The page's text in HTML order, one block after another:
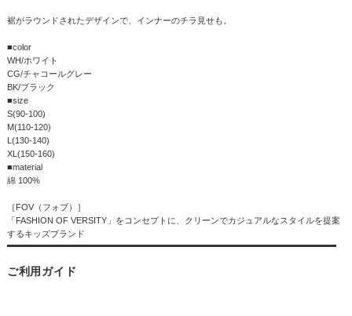
裾がラウンドされたデザインで、インナーのチラ見せも。
■color
WH/ホワイト
CG/チャコールグレー
BK/ブラック
■size
S(90-100)
M(110-120)
L(130-140)
XL(150-160)
■material
綿 100%
［FOV（フォブ）］
「FASHION OF VERSITY」をコンセプトに、クリーンでカジュアルなスタイルを提案
するキッズブランド
ご利用ガイド